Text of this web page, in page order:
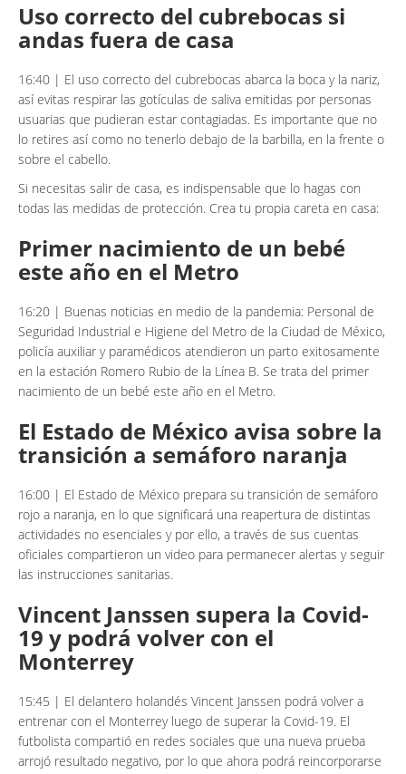
Uso correcto del cubrebocas si
andas fuera de casa
16:40 | El uso correcto del cubrebocas abarca la boca y la nariz,
así evitas respirar las gotículas de saliva emitidas por personas
usuarias que pudieran estar contagiadas. Es importante que no
lo retires así como no tenerlo debajo de la barbilla, en la frente o
sobre el cabello.
Si necesitas salir de casa, es indispensable que lo hagas con
todas las medidas de protección. Crea tu propia careta en casa:
Primer nacimiento de un bebé
este año en el Metro
16:20 | Buenas noticias en medio de la pandemia: Personal de
Seguridad Industrial e Higiene del Metro de la Ciudad de México,
policía auxiliar y paramédicos atendieron un parto exitosamente
en la estación Romero Rubio de la Línea B. Se trata del primer
nacimiento de un bebé este año en el Metro.
El Estado de México avisa sobre la
transición a semáforo naranja
16:00 | El Estado de México prepara su transición de semáforo
rojo a naranja, en lo que significará una reapertura de distintas
actividades no esenciales y por ello, a través de sus cuentas
oficiales compartieron un video para permanecer alertas y seguir
las instrucciones sanitarias.
Vincent Janssen supera la Covid-
19 y podrá volver con el
Monterrey
15:45 | El delantero holandés Vincent Janssen podrá volver a
entrenar con el Monterrey luego de superar la Covid-19. El
futbolista compartió en redes sociales que una nueva prueba
arrojó resultado negativo, por lo que ahora podrá reincorporarse